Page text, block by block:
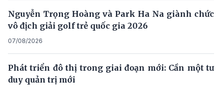
Nguyễn Trọng Hoàng và Park Ha Na giành chức
vô địch giải golf trẻ quốc gia 2026
07/08/2026
Phát triển đô thị trong giai đoạn mới: Cần một tư
duy quản trị mới